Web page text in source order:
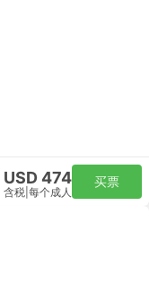
USD 474
含税 每个成人
买票